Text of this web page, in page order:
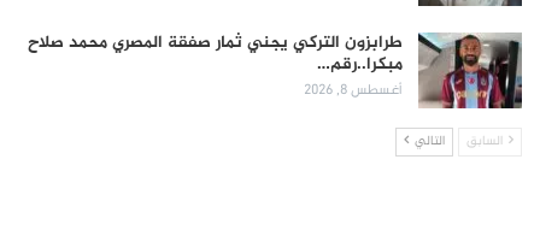
طرابزون التركي يجني ثمار صفقة المصري محمد صلاح
مبكرا..رقم…
أغسطس 8, 2026
السابق التالي